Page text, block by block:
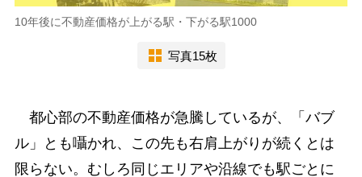
10年後に不動産価格が上がる駅・下がる駅1000
写真15枚
都心部の不動産価格が急騰しているが、「バブ
ル」とも囁かれ、この先も右肩上がりが続くとは
限らない。むしろ同じエリアや沿線でも駅ごとに